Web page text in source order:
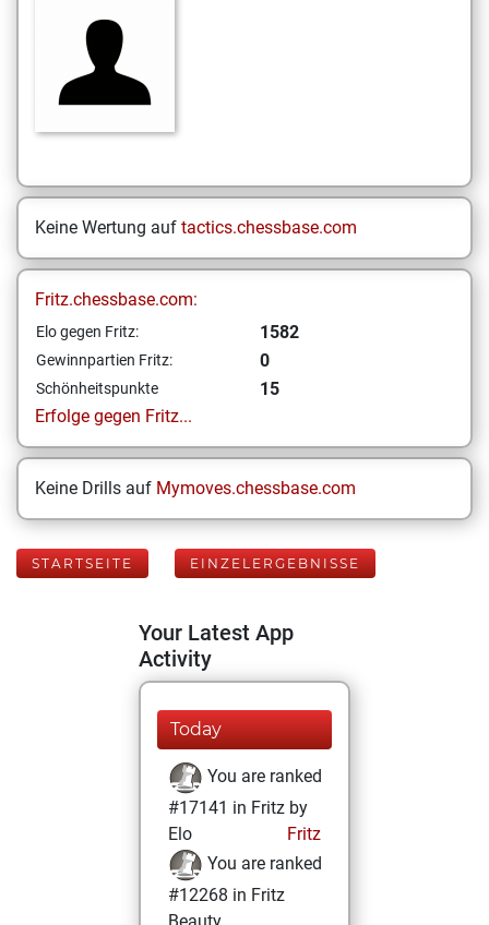
Keine Wertung auf tactics.chessbase.com
Fritz.chessbase.com:
Elo gegen Fritz: 1582
Gewinnpartien Fritz: 0
Schönheitspunkte
15
Erfolge gegen Fritz...
Keine Drills auf Mymoves.chessbase.com
STARTSEITE EINZELERGEBNISSE
Your Latest App
Activity
Today
You are ranked
#17141 in Fritz by
Elo
Fritz
You are ranked
#12268 in Fritz